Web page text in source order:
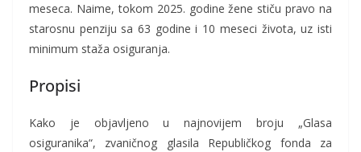
meseca. Naime, tokom 2025. godine žene stiču pravo na
starosnu penziju sa 63 godine i 10 meseci života, uz isti
minimum staža osiguranja.
Propisi
Kako je objavljeno u najnovijem broju „Glasa
osiguranika“, zvaničnog glasila Republičkog fonda za